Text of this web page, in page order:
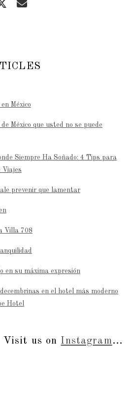
México
México que usted no se puede
Siempre Ha Soñado: 4 Tips para
Viajes
prevenir que lamentar
Villa 708
en su máxima expresión
en el hotel más moderno
Hotel
Visit us on Instagram...